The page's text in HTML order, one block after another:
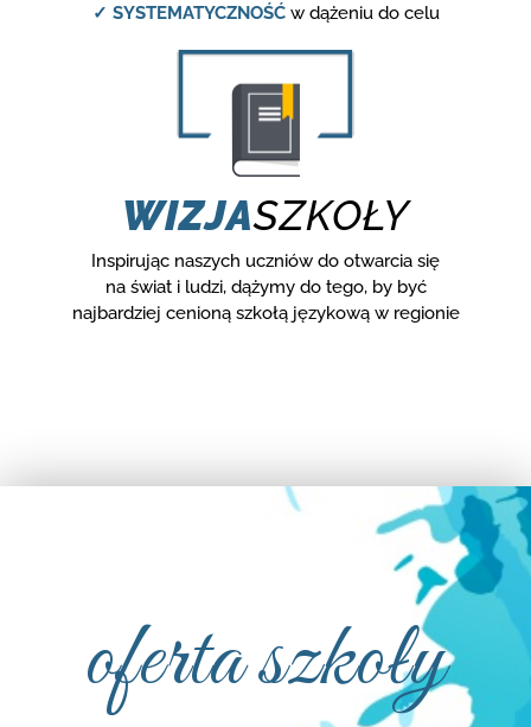
✓ SYSTEMATYCZNOŚĆw dążeniu do celu
WIZJASZKOŁY
Inspirując naszych uczniów do otwarcia się
na świat i ludzi, dążymy do tego, by być
najbardziej cenioną szkołą językową w regionie
oferta szkoły